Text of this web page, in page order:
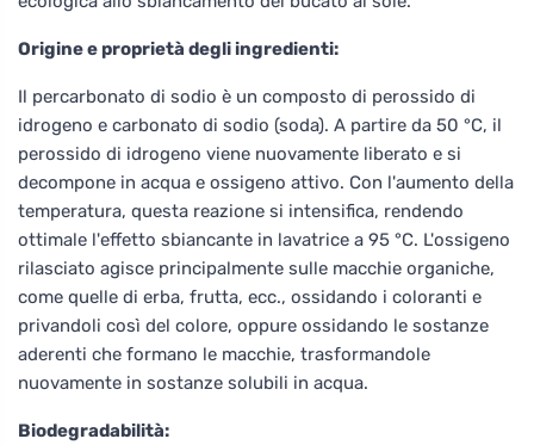
Origine e proprietà degli ingredienti:
Il percarbonato di sodio è un composto di perossido di
idrogeno e carbonato di sodio (soda). A partire da 50 °C, il
perossido di idrogeno viene nuovamente liberato e si
decompone in acqua e ossigeno attivo. Con l'aumento della
temperatura, questa reazione si intensifica, rendendo
ottimale l'effetto sbiancante in lavatrice a 95 °C. L'ossigeno
rilasciato agisce principalmente sulle macchie organiche,
come quelle di erba, frutta, ecc., ossidando i coloranti e
privandoli così del colore, oppure ossidando le sostanze
aderenti che formano le macchie, trasformandole
nuovamente in sostanze solubili in acqua.
Biodegradabilità: